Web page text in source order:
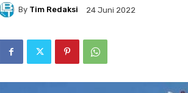
By Tim Redaksi 24 Juni 2022